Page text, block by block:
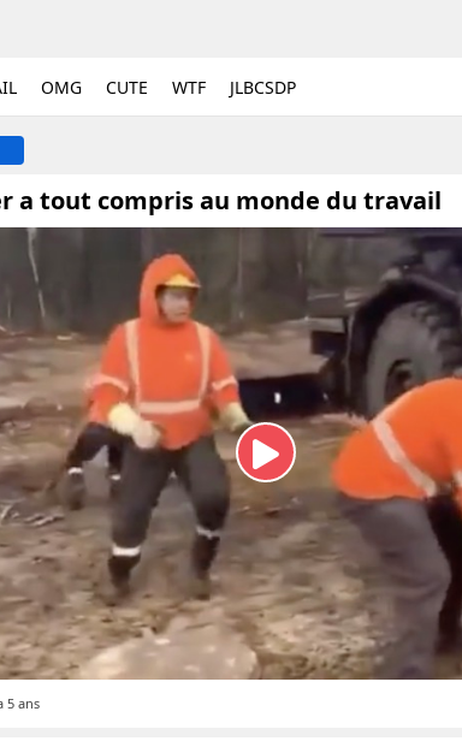
OMG CUTE WTF JLBCSDP
a tout compris au monde du travail
5 ans